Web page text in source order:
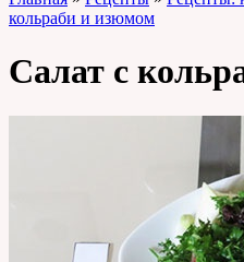
кольраби и изюмом
Салат с